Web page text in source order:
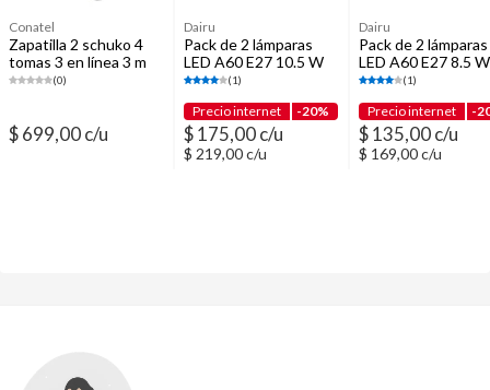
Conatel
Zapatilla 2 schuko 4
tomas 3 en línea 3 m
blanca(0)
$ 699,00 c/u
Dairu
Pack de 2 lámparas
LED A60 E27 10.5 W
luz fría(1)
Precio internet -20%
$ 175,00 c/u
$ 219,00 c/u
Dairu
Pack de 2 lámparas
LED A60 E27 8.5
fría
(1)
Precio internet -
$ 135,00 c/u
$ 169,00 c/u